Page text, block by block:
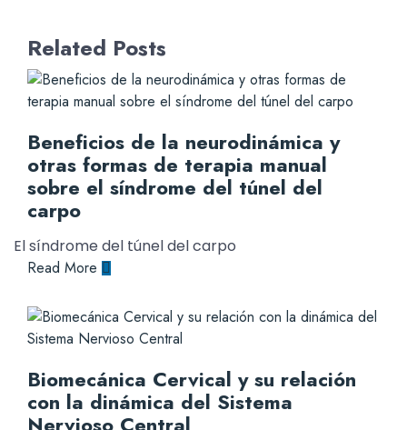
Related Posts
Beneficios de la neurodinámica y
otras formas de terapia manual
sobre el síndrome del túnel del
carpo
El síndrome del túnel del carpo
Read More
Biomecánica Cervical y su relación
con la dinámica del Sistema